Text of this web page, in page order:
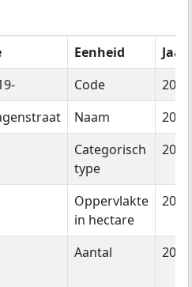
Eenheid
Jaar
Code
2026
Naam
2026
Categorisch
type
2026
Oppervlakte
in hectare
2026
Aantal 2026